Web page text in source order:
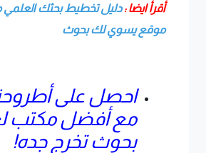
أقرأ ايضا :دليل تخطيط بحثك
موقع يسوي لك بحوث
احصل على
مع أفضل مكتب
بحوث تخرج جده!